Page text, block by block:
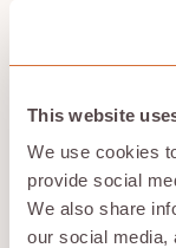
This website
We use cookies
provide social
We also share
our social media,
chiffre à la fois
norme
électronique et
cryptographie à
doivent
protocoles pour
émergentes.